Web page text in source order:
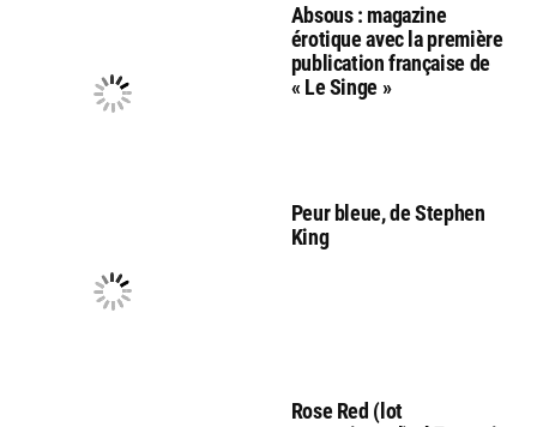
Absous : magazine
érotique avec la première
publication française de
« Le Singe »
Peur bleue, de Stephen
King
Rose Red (lot